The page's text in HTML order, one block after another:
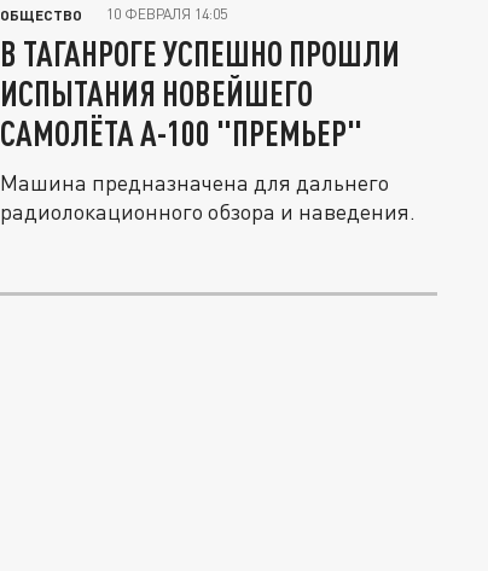
ОБЩЕСТВО 10 ФЕВРАЛЯ 14:05
В ТАГАНРОГЕ УСПЕШНО ПРОШЛИ
ИСПЫТАНИЯ НОВЕЙШЕГО
САМОЛЁТА А-100 "ПРЕМЬЕР"
Машина предназначена для дальнего
радиолокационного обзора и наведения.